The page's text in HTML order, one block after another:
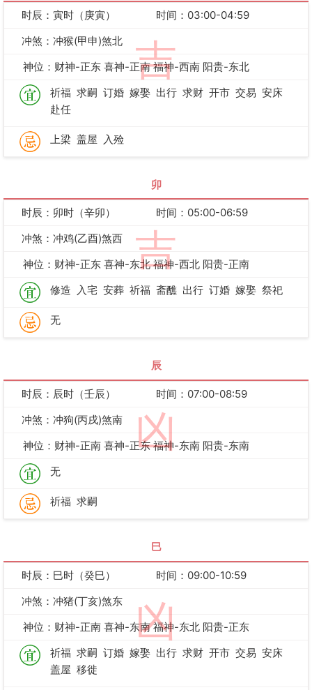
吉
时辰：寅时（庚寅）
时间：03:00-04:59
冲煞：冲猴(甲申)煞北
神位：财神-正东 喜神-正南 福神-西南 阳贵-东北
祈福 求嗣 订婚 嫁娶 出行 求财 开市 交易 安床
赴任
上梁 盖屋 入殓
卯
吉
时辰：卯时（辛卯）
时间：05:00-06:59
冲煞：冲鸡(乙酉)煞西
神位：财神-正东 喜神-东北 福神-西北 阳贵-正南
修造 入宅 安葬 祈福 斋醮 出行 订婚 嫁娶 祭祀
无
辰
凶
时辰：辰时（壬辰）
时间：07:00-08:59
冲煞：冲狗(丙戌)煞南
神位：财神-正南 喜神-正东 福神-东南 阳贵-东南
无
祈福 求嗣
巳
凶
时辰：巳时（癸巳）
时间：09:00-10:59
冲煞：冲猪(丁亥)煞东
神位：财神-正南 喜神-东南 福神-东北 阳贵-正东
祈福 求嗣 订婚 嫁娶 出行 求财 开市 交易 安床
盖屋 移徙